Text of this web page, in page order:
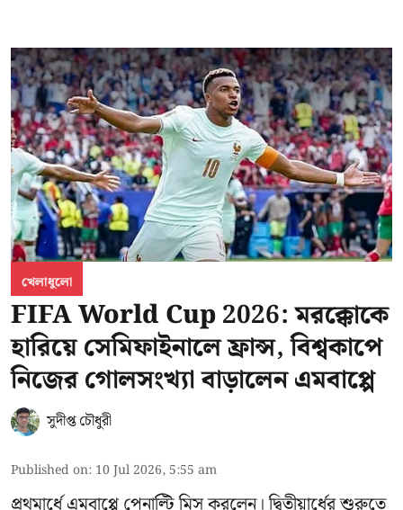
খেলাধুলো
FIFA World Cup 2026: মরক্কোকে
হারিয়ে সেমিফাইনালে ফ্রান্স, বিশ্বকাপে
নিজের গোলসংখ্যা বাড়ালেন এমবাপ্পে
সুদীপ্ত চৌধুরী
Published on: 10 Jul 2026, 5:55 am